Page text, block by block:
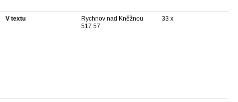
V textu
Rychnov nad Kněžnou
517 57
33 x